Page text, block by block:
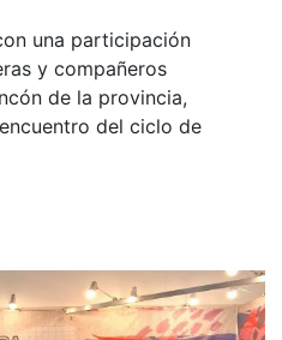
una participación
y compañeros
de la provincia,
del ciclo de